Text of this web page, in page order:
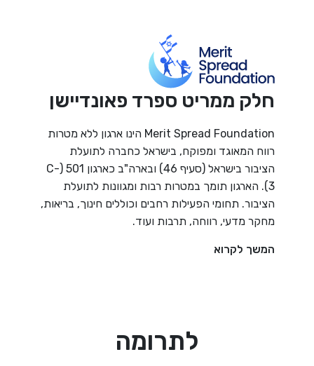
חלק ממריט ספרד פאונדיישן
Merit Spread Foundation הינו ארגון ללא מטרות
רווח המאוגד ומפוקח, בישראל כחברה לתועלת
הציבור בישראל (סעיף 46) ובארה"ב כארגון 501 (C-
3). הארגון תומך במטרות רבות ומגוונות לתועלת
הציבור. תחומי הפעילות רחבים וכוללים חינוך, בריאות,
מחקר מדעי, רווחה, תרבות ועוד.
המשך לקרוא
לתרומה